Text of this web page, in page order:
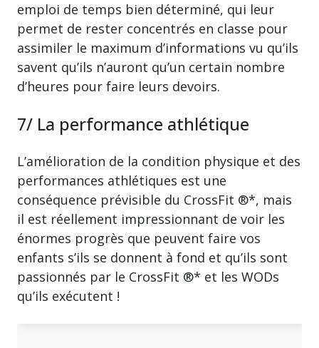
emploi de temps bien déterminé, qui leur
permet de rester concentrés en classe pour
assimiler le maximum d’informations vu qu’ils
savent qu’ils n’auront qu’un certain nombre
d’heures pour faire leurs devoirs.
7/ La performance athlétique
L’amélioration de la condition physique et des
performances athlétiques est une
conséquence prévisible du CrossFit ®*, mais
il est réellement impressionnant de voir les
énormes progrès que peuvent faire vos
enfants s’ils se donnent à fond et qu’ils sont
passionnés par le CrossFit ®* et les WODs
qu’ils exécutent !